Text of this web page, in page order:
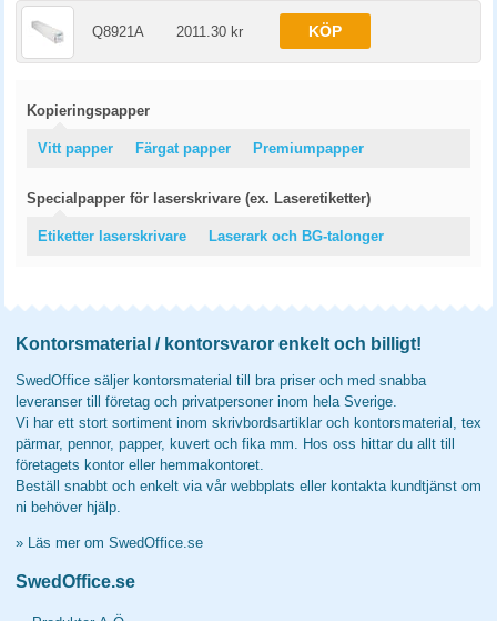
Q8921A 2011.30 kr KÖP
Kopieringspapper
Vitt papper Färgat papper Premiumpapper
Specialpapper för laserskrivare (ex. Laseretiketter)
Etiketter laserskrivare Laserark och BG-talonger
Kontorsmaterial / kontorsvaror enkelt och billigt!
SwedOffice säljer kontorsmaterial till bra priser och med snabba
leveranser till företag och privatpersoner inom hela Sverige.
Vi har ett stort sortiment inom skrivbordsartiklar och kontorsmaterial, tex
pärmar, pennor, papper, kuvert och fika mm. Hos oss hittar du allt till
företagets kontor eller hemmakontoret.
Beställ snabbt och enkelt via vår webbplats eller kontakta kundtjänst om
ni behöver hjälp.
» Läs mer om SwedOffice.se
SwedOffice.se